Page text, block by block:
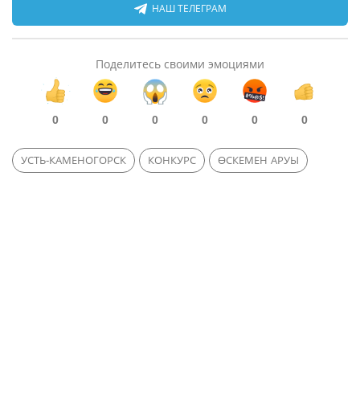
НАШ ТЕЛЕГРАМ
Поделитесь своими эмоциями
0 0 0 0 0 0
УСТЬ-КАМЕНОГОРСК КОНКУРС ӨСКЕМЕН АРУЫ